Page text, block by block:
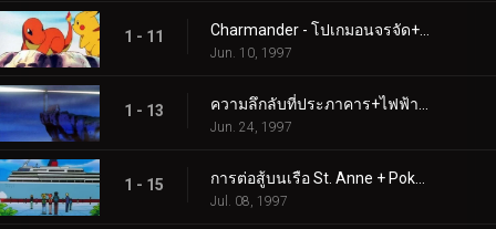
1 - 11
Jun. 10, 1997
1 - 13
Jun. 24, 1997
1 - 15
Jul. 08, 1997